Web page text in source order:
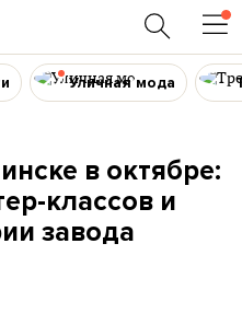
Уличная мода
в октябре:
классов и
завода